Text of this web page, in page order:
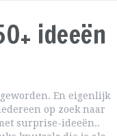
ideeën
En eigenlijk
op zoek naar
surprise-ideeën..